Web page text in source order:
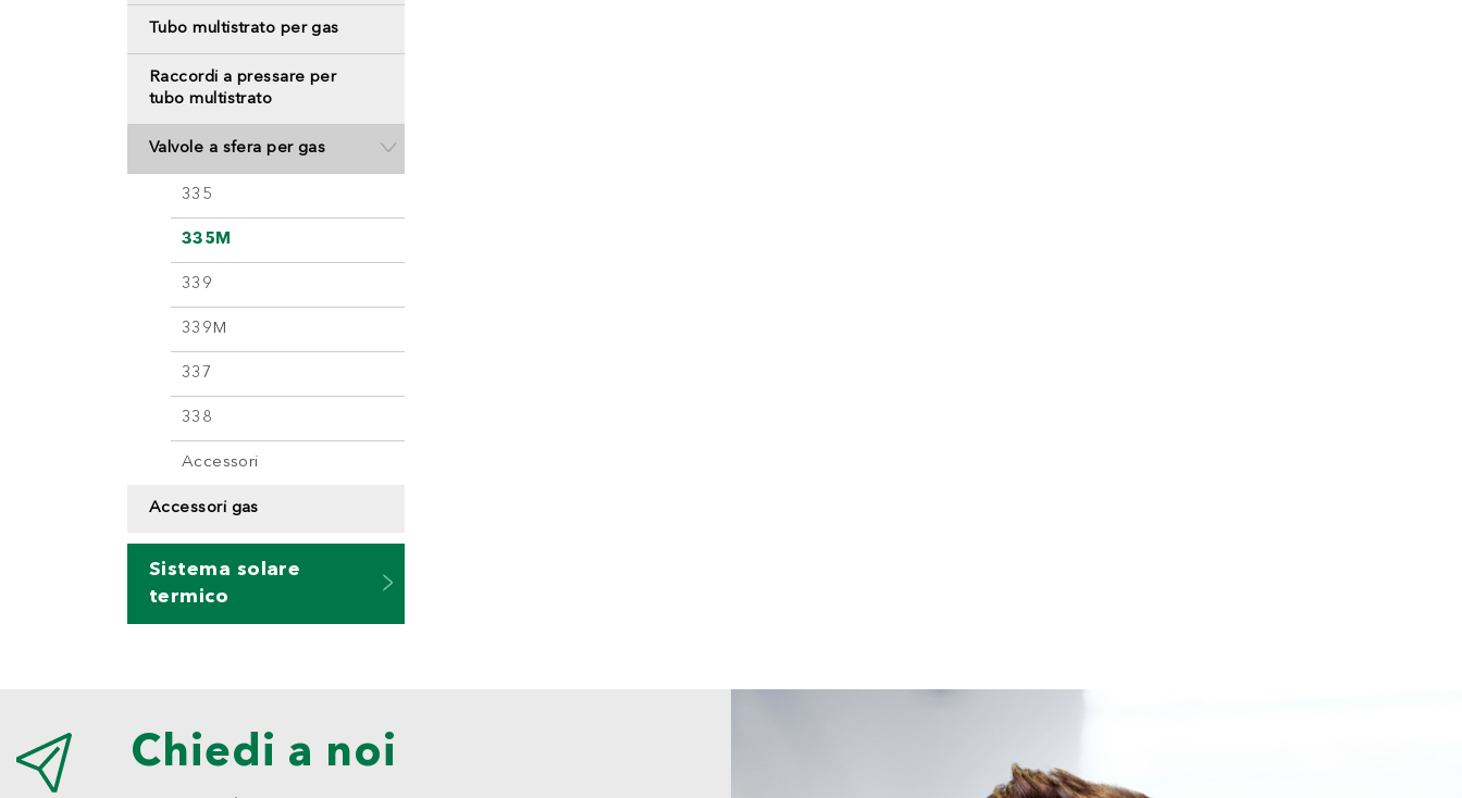
Tubo multistrato per gas
Raccordi a pressare per
tubo multistrato
Valvole a sfera per gas
335
335M
339
339M
337
338
Accessori
Accessori gas
Sistema solare
termico
Chiedi a noi